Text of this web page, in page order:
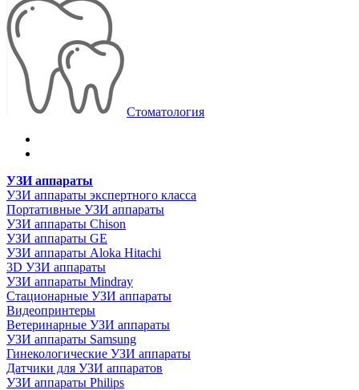
Стоматология
УЗИ аппараты
УЗИ аппараты экспертного класса
Портативные УЗИ аппараты
УЗИ аппараты Chison
УЗИ аппараты GE
УЗИ аппараты Aloka Hitachi
3D УЗИ аппараты
УЗИ аппараты Mindray
Стационарные УЗИ аппараты
Видеопринтеры
Ветеринарные УЗИ аппараты
УЗИ аппараты Samsung
Гинекологические УЗИ аппараты
Датчики для УЗИ аппаратов
УЗИ аппараты Philips